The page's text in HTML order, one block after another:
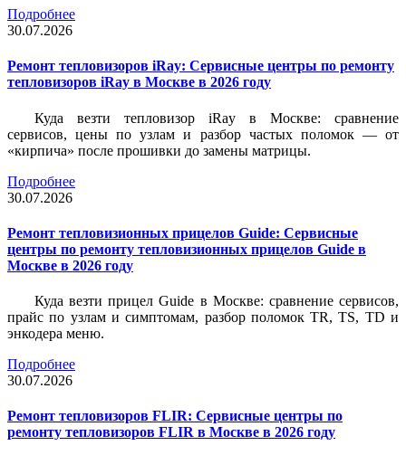
Подробнее
30.07.2026
Ремонт тепловизоров iRay: Сервисные центры по ремонту
тепловизоров iRay в Москве в 2026 году
Куда везти тепловизор iRay в Москве: сравнение
сервисов, цены по узлам и разбор частых поломок — от
«кирпича» после прошивки до замены матрицы.
Подробнее
30.07.2026
Ремонт тепловизионных прицелов Guide: Сервисные
центры по ремонту тепловизионных прицелов Guide в
Москве в 2026 году
Куда везти прицел Guide в Москве: сравнение сервисов,
прайс по узлам и симптомам, разбор поломок TR, TS, TD и
энкодера меню.
Подробнее
30.07.2026
Ремонт тепловизоров FLIR: Сервисные центры по
ремонту тепловизоров FLIR в Москве в 2026 году